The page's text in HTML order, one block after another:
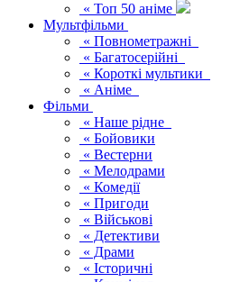
« Топ 50 аніме
Мультфільми
« Повнометражні
« Багатосерійні
« Короткі мультики
« Аніме
Фільми
« Наше рідне
« Бойовики
« Вестерни
« Мелодрами
« Комедії
« Пригоди
« Військові
« Детективи
« Драми
« Історичні